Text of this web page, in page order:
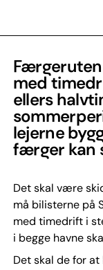
med
ellers
lejerne
færger kan
Det skal være
må bilisterne på
med timedrift i
i begge havne
Det skal de for